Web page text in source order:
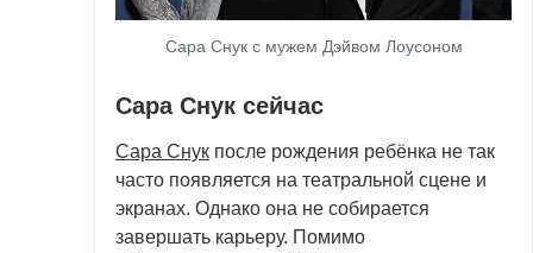
Сара Снук с мужем Дэйвом Лоусоном
Сара Снук сейчас
Сара Снук после рождения ребёнка не так
часто появляется на театральной сцене и
экранах. Однако она не собирается
завершать карьеру. Помимо